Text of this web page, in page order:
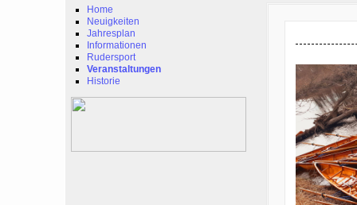
Home
Neuigkeiten
Jahresplan
Informationen
Rudersport
Veranstaltungen
Historie